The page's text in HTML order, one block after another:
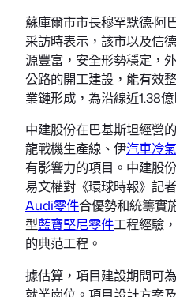
蘇庫爾市市長穆罕默德·阿
采訪時表示，該市以及信
源豐富，安全形勢穩定，
公路的開工建設，能有效
業鏈形成，為沿線近1.38
中建股份在巴基斯坦經營
龍戰機生產線、伊汽車冷
有影響力的項目。中建股
易文權對《環球時報》記
Audi零件合優勢和統籌實
型藍寶堅尼零件工程經驗
的典范工程。
據估算，項目建設期間可